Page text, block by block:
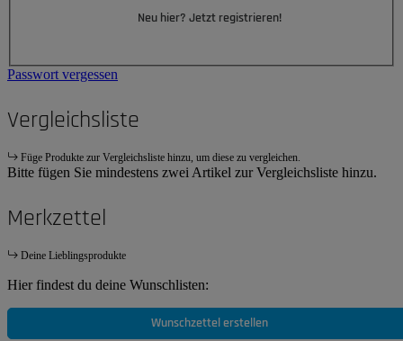
Neu hier? Jetzt registrieren!
Passwort vergessen
Vergleichsliste
Füge Produkte zur Vergleichsliste hinzu, um diese zu vergleichen.
Bitte fügen Sie mindestens zwei Artikel zur Vergleichsliste hinzu.
Merkzettel
Deine Lieblingsprodukte
Hier findest du deine Wunschlisten:
Wunschzettel erstellen